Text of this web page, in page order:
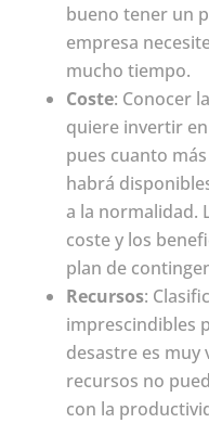
bueno tener un
empresa
mucho tiempo.
Coste: Conocer
quiere invertir
pues cuanto
habrá
a la normalidad.
coste y los
plan de
Recursos:
imprescindibles
desastre es muy
recursos no
con la